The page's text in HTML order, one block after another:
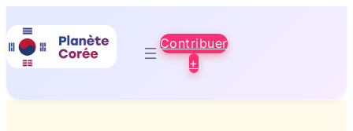
au
contenu
Contribuer
+